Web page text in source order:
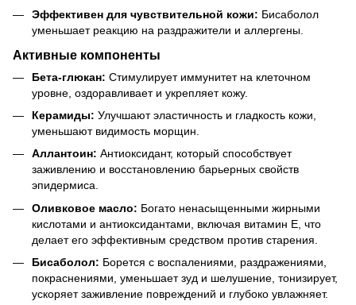
Эффективен для чувствительной кожи: Бисаболол
уменьшает реакцию на раздражители и аллергены.
Активные компоненты
Бета-глюкан: Стимулирует иммунитет на клеточном
уровне, оздоравливает и укрепляет кожу.
Керамиды: Улучшают эластичность и гладкость кожи,
уменьшают видимость морщин.
Аллантоин: Антиоксидант, который способствует
заживлению и восстановлению барьерных свойств
эпидермиса.
Оливковое масло: Богато ненасыщенными жирными
кислотами и антиоксидантами, включая витамин Е, что
делает его эффективным средством против старения.
Бисаболол: Борется с воспалениями, раздражениями,
покраснениями, уменьшает зуд и шелушение, тонизирует,
ускоряет заживление повреждений и глубоко увлажняет.